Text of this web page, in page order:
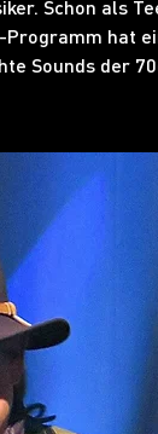
Schon als
hat
Sounds der